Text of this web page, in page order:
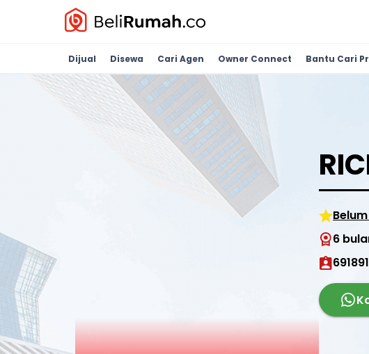
Dijual Disewa Cari Agen Owner Connect Bantu Cari
6